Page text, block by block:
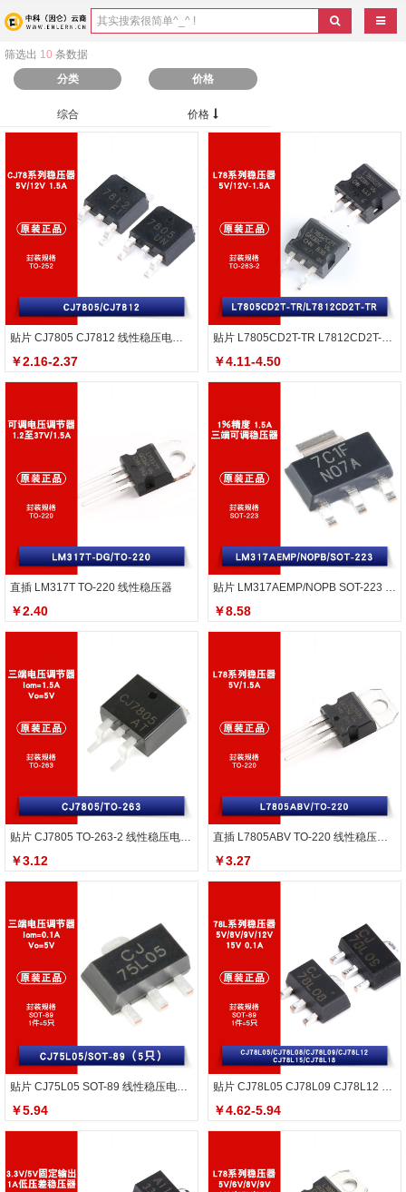
导航
筛选出 10 条数据
分类
价格
综合 价格
贴片 CJ7805 CJ7812 线性稳压电路芯片
￥2.16-2.37
贴片 L7805CD2T-TR L7812CD2T-TR 线性稳压器
￥4.11-4.50
直插 LM317T TO-220 线性稳压器
￥2.40
贴片 LM317AEMP/NOPB SOT-223 可调稳压器
￥8.58
贴片 CJ7805 TO-263-2 线性稳压电路芯片
￥3.12
直插 L7805ABV TO-220 线性稳压电路芯片
￥3.27
贴片 CJ75L05 SOT-89 线性稳压电路芯片
￥5.94
贴片 CJ78L05 CJ78L09 CJ78L12 CJ78L15 CJ78L18 稳压器
￥4.62-5.94